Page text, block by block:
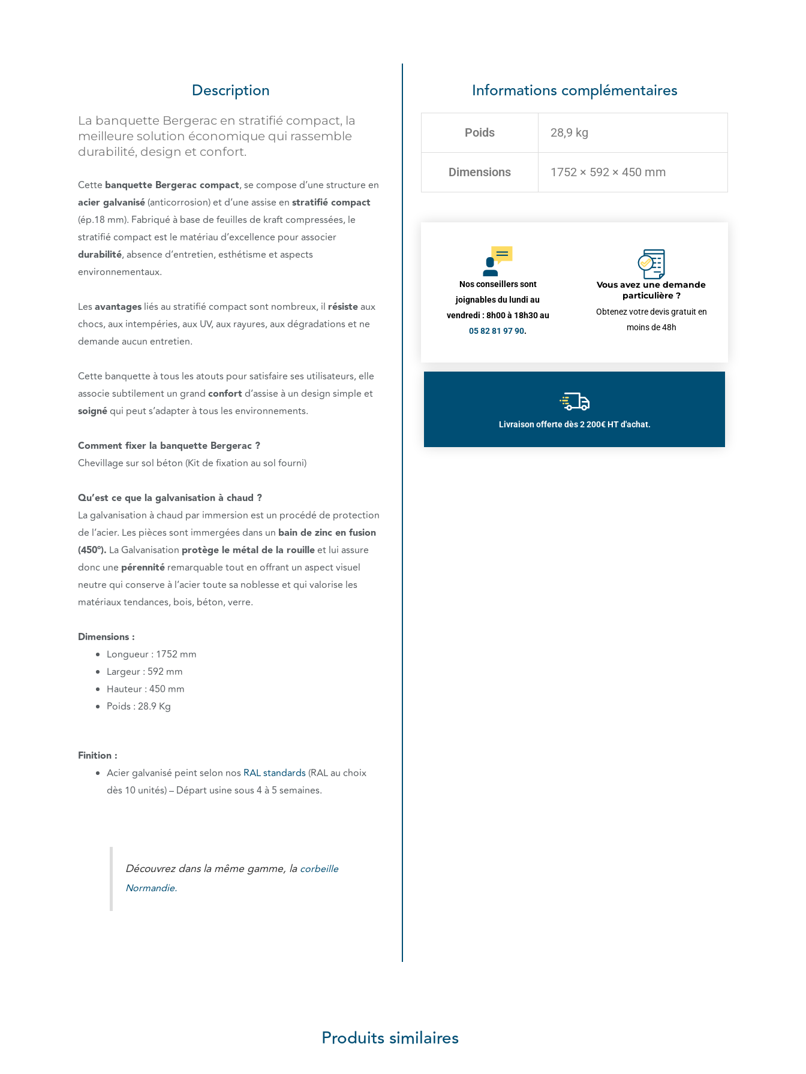
Description
La banquette Bergerac en stratifié compact, la
meilleure solution économique qui rassemble
durabilité, design et confort.
Cette banquette Bergerac compact, se compose d’une structure en
acier galvanisé (anticorrosion) et d’une assise en stratifié compact
(ép.18 mm). Fabriqué à base de feuilles de kraft compressées, le
stratifié compact est le matériau d’excellence pour associer
durabilité, absence d’entretien, esthétisme et aspects
environnementaux.
Lesavantages liés au stratifié compact sont nombreux, il résisteaux
chocs, aux intempéries, aux UV, aux rayures, aux dégradations et ne
demande aucun entretien.
Cette banquette à tous les atouts pour satisfaire ses utilisateurs, elle
associe subtilement un grand confortd’assise à un design simple et
soignéqui peut s’adapter à tous les environnements.
Comment fixer la banquette Bergerac ?
Chevillage sur sol béton (Kit de fixation au sol fourni)
Qu’est ce que la galvanisation à chaud ?
La galvanisation à chaud par immersion est un procédé de protection
de l’acier. Les pièces sont immergées dans un bain de zinc en fusion
(450°). La Galvanisation protège le métal de la rouilleet lui assure
donc une pérennité remarquable tout en offrant un aspect visuel
neutre qui conserve à l’acier toute sa noblesse et qui valorise les
matériaux tendances, bois, béton, verre.
Dimensions :
Longueur : 1752 mm
Largeur : 592 mm
Hauteur : 450 mm
Poids : 28.9 Kg
Finition :
Acier galvanisé peint selon nos RAL standards (RAL au choix
dès 10 unités) – Départ usine sous 4 à 5 semaines.
Découvrez dans la même gamme, la corbeille
Normandie.
Informations complémentaires
Poids 28,9 kg
Dimensions 1752 × 592 × 450 mm
Nos conseillers sont
joignables du lundi au
vendredi : 8h00 à 18h30 au
05 82 81 97 90.
Vous avez une demande
particulière ?
Obtenez votre devis gratuit en
moins de 48h
Livraison offerte dès 2 200€ HT d'achat.
Produits similaires